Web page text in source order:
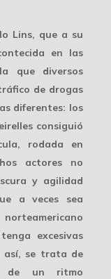
Lins, que a su
en las
que diversos
de drogas
diferentes: los
consiguió
rodada en
actores no
y agilidad
a veces sea
excesivas
así, se trata de
de un ritmo